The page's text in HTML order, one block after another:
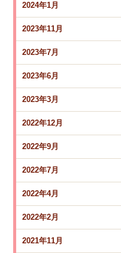
2024年1月
2023年11月
2023年7月
2023年6月
2023年3月
2022年12月
2022年9月
2022年7月
2022年4月
2022年2月
2021年11月